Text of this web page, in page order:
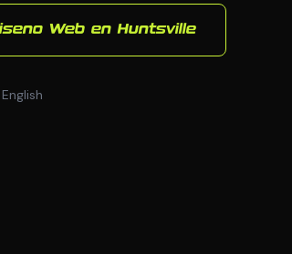
Web en Huntsville